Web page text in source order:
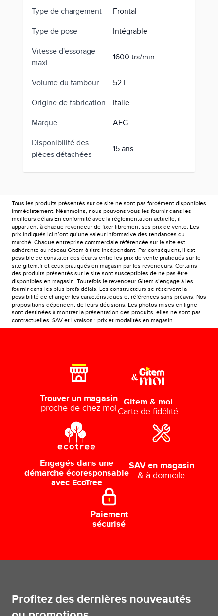
Type de chargement Frontal
Type de pose Intégrable
Vitesse d'essorage
maxi
1600 trs/min
Volume du tambour 52 L
Origine de fabrication Italie
Marque AEG
Disponibilité des
pièces détachées
15 ans
Tous les produits présentés sur ce site ne sont pas forcément disponibles
immédiatement. Néanmoins, nous pouvons vous les fournir dans les
meilleurs délais En conformité avec la réglementation actuelle, il
appartient à chaque revendeur de fixer librement ses prix de vente. Les
prix indiqués ici n’ont qu’une valeur informative des tendances du
marché. Chaque entreprise commerciale référencée sur le site est
adhérente au réseau Gitem à titre indépendant. Par conséquent, il est
possible de constater des écarts entre les prix de vente pratiqués sur le
site gitem.fr et ceux pratiqués en magasin par les revendeurs. Certains
des produits présentés sur le site sont susceptibles de ne pas être
disponibles en magasin. Toutefois le revendeur Gitem s’engage à les
fournir dans les plus brefs délais. Les constructeurs se réservent la
possibilité de changer les caractéristiques et références sans préavis. Nos
propositions dépendent de leurs décisions. Les photos mises en ligne
sont destinées à montrer la présentation des produits, elles ne sont pas
contractuelles. SAV et livraison : prix et modalités en magasin.
Trouver un magasin
proche de chez moi
Gitem & moi
Carte de fidélité
Engagés dans une
démarche écoresponsable
avec EcoTree
SAV en magasin
& à domicile
Paiement
sécurisé
Profitez des dernières nouveautés